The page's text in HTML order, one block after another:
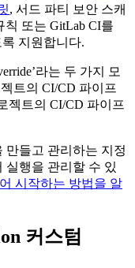
, 서드 파티 보안 스캐
칙 또는 GitLab CI를
지원합니다.
라는 두 가지 모
트의 CI/CD 파이프
젝트의 CI/CD 파이프
만들고 관리하는 지정
실행을 관리할 수 있
시작하는 방법을 알
커스텀